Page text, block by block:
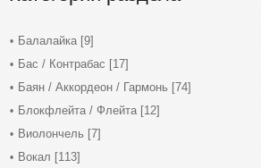
Балалайка [9]
Бас / Контрабас [17]
Баян / Аккордеон / Гармонь [74]
Блокфлейта / Флейта [12]
Виолончель [7]
Вокал [113]